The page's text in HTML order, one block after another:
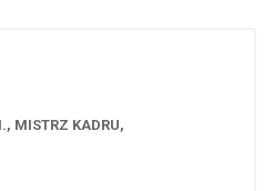
, MISTRZ KADRU,